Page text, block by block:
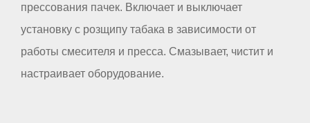
прессования пачек. Включает и выключает
установку с розщипу табака в зависимости от
работы смесителя и пресса. Смазывает, чистит и
настраивает оборудование.